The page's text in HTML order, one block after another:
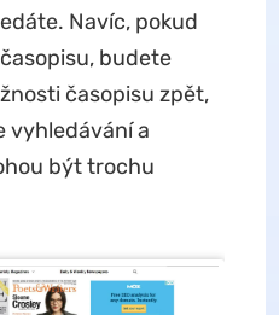
Navíc, pokud
budete
časopisu zpět,
vyhledávání a
být trochu